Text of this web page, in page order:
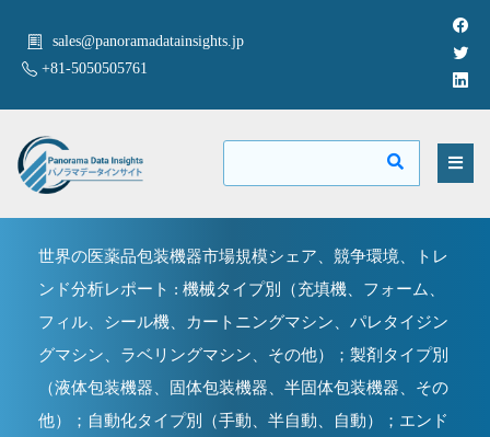
sales@panoramadatainsights.jp
+81-5050505761
世界の医薬品包装機器市場規模シェア、競争環境、トレ
ンド分析レポート : 機械タイプ別（充填機、フォーム、
フィル、シール機、カートニングマシン、パレタイジン
グマシン、ラベリングマシン、その他）；製剤タイプ別
（液体包装機器、固体包装機器、半固体包装機器、その
他）；自動化タイプ別（手動、半自動、自動）；エンド